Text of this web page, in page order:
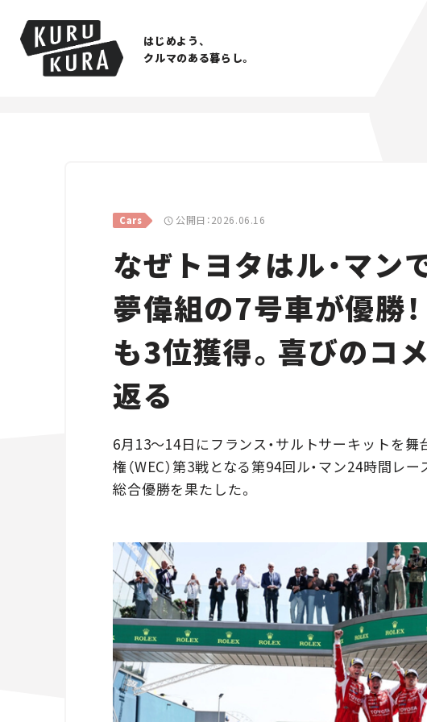
はじめよう、
クルマのある暮らし。
Cars 公開日：2026.06.16
なぜトヨタはル・マン
夢偉組の7号車が優勝
も3位獲得。喜びのコ
返る
6月13〜14日にフランス・サルトサーキットを
権（WEC）第3戦となる第94回ル・マン24時間レ
総合優勝を果たした。